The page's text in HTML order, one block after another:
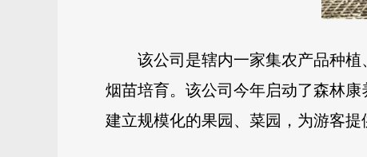
该公司是辖内一家集农产品种
烟苗培育。该公司今年启动了森林
建立规模化的果园、菜园，为游客提